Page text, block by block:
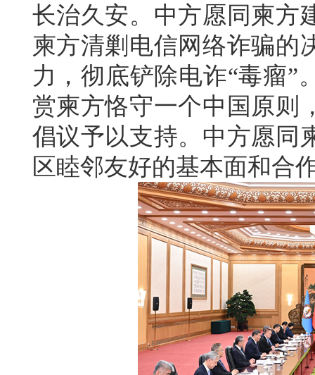
长治久安。中方愿同柬方
柬方清剿电信网络诈骗的
力，彻底铲除电诈“毒瘤”
赏柬方恪守一个中国原则
倡议予以支持。中方愿同
区睦邻友好的基本面和合